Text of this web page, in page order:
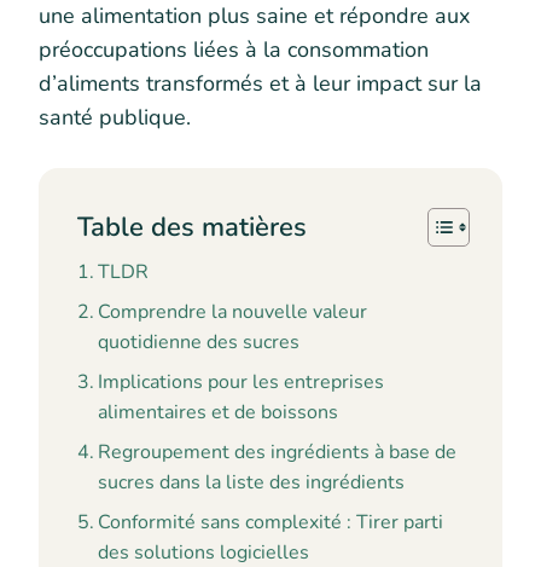
une alimentation plus saine et répondre aux
préoccupations liées à la consommation
d’aliments transformés et à leur impact sur la
santé publique.
Table des matières
TLDR
Comprendre la nouvelle valeur
quotidienne des sucres
Implications pour les entreprises
alimentaires et de boissons
Regroupement des ingrédients à base de
sucres dans la liste des ingrédients
Conformité sans complexité : Tirer parti
des solutions logicielles